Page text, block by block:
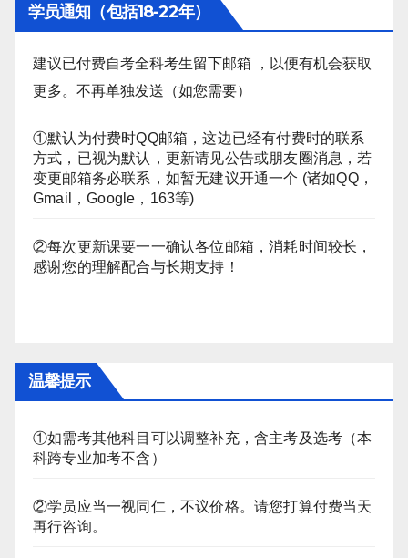
学员通知（包括18-22年）
建议已付费自考全科考生留下邮箱 ，以便有机会获取
更多。不再单独发送（如您需要）
①默认为付费时QQ邮箱，这边已经有付费时的联系
方式，已视为默认，更新请见公告或朋友圈消息，若
变更邮箱务必联系，如暂无建议开通一个 (诸如QQ，
Gmail，Google，163等)
②每次更新课要一一确认各位邮箱，消耗时间较长，
感谢您的理解配合与长期支持！
温馨提示
①如需考其他科目可以调整补充，含主考及选考（本
科跨专业加考不含）
②学员应当一视同仁，不议价格。请您打算付费当天
再行咨询。